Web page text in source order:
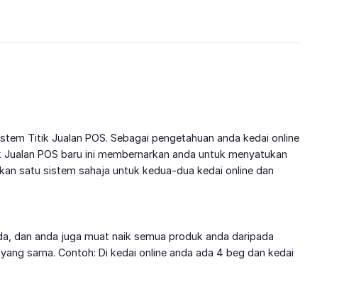
Titik Jualan POS. Sebagai pengetahuan anda kedai online
POS baru ini membernarkan anda untuk menyatukan
satu sistem sahaja untuk kedua-dua kedai online dan
dan anda juga muat naik semua produk anda daripada
sama. Contoh: Di kedai online anda ada 4 beg dan kedai